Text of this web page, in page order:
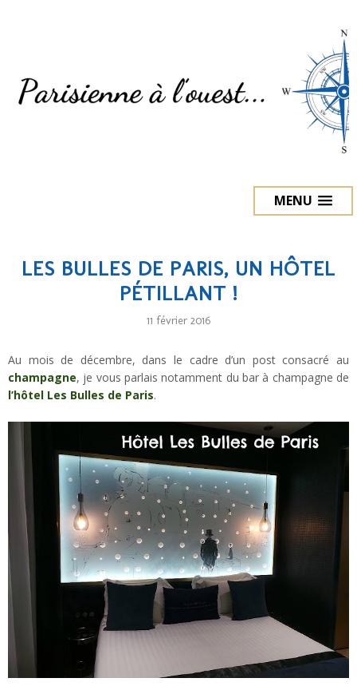
MENU
LES BULLES DE PARIS, UN HÔTEL
PÉTILLANT !
11 février 2016
Au mois de décembre, dans le cadre d’un post consacré au
champagne, je vous parlais notamment du bar à champagne de
l’hôtel Les Bulles de Paris.